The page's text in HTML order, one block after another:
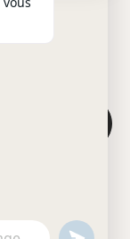
sécurité et